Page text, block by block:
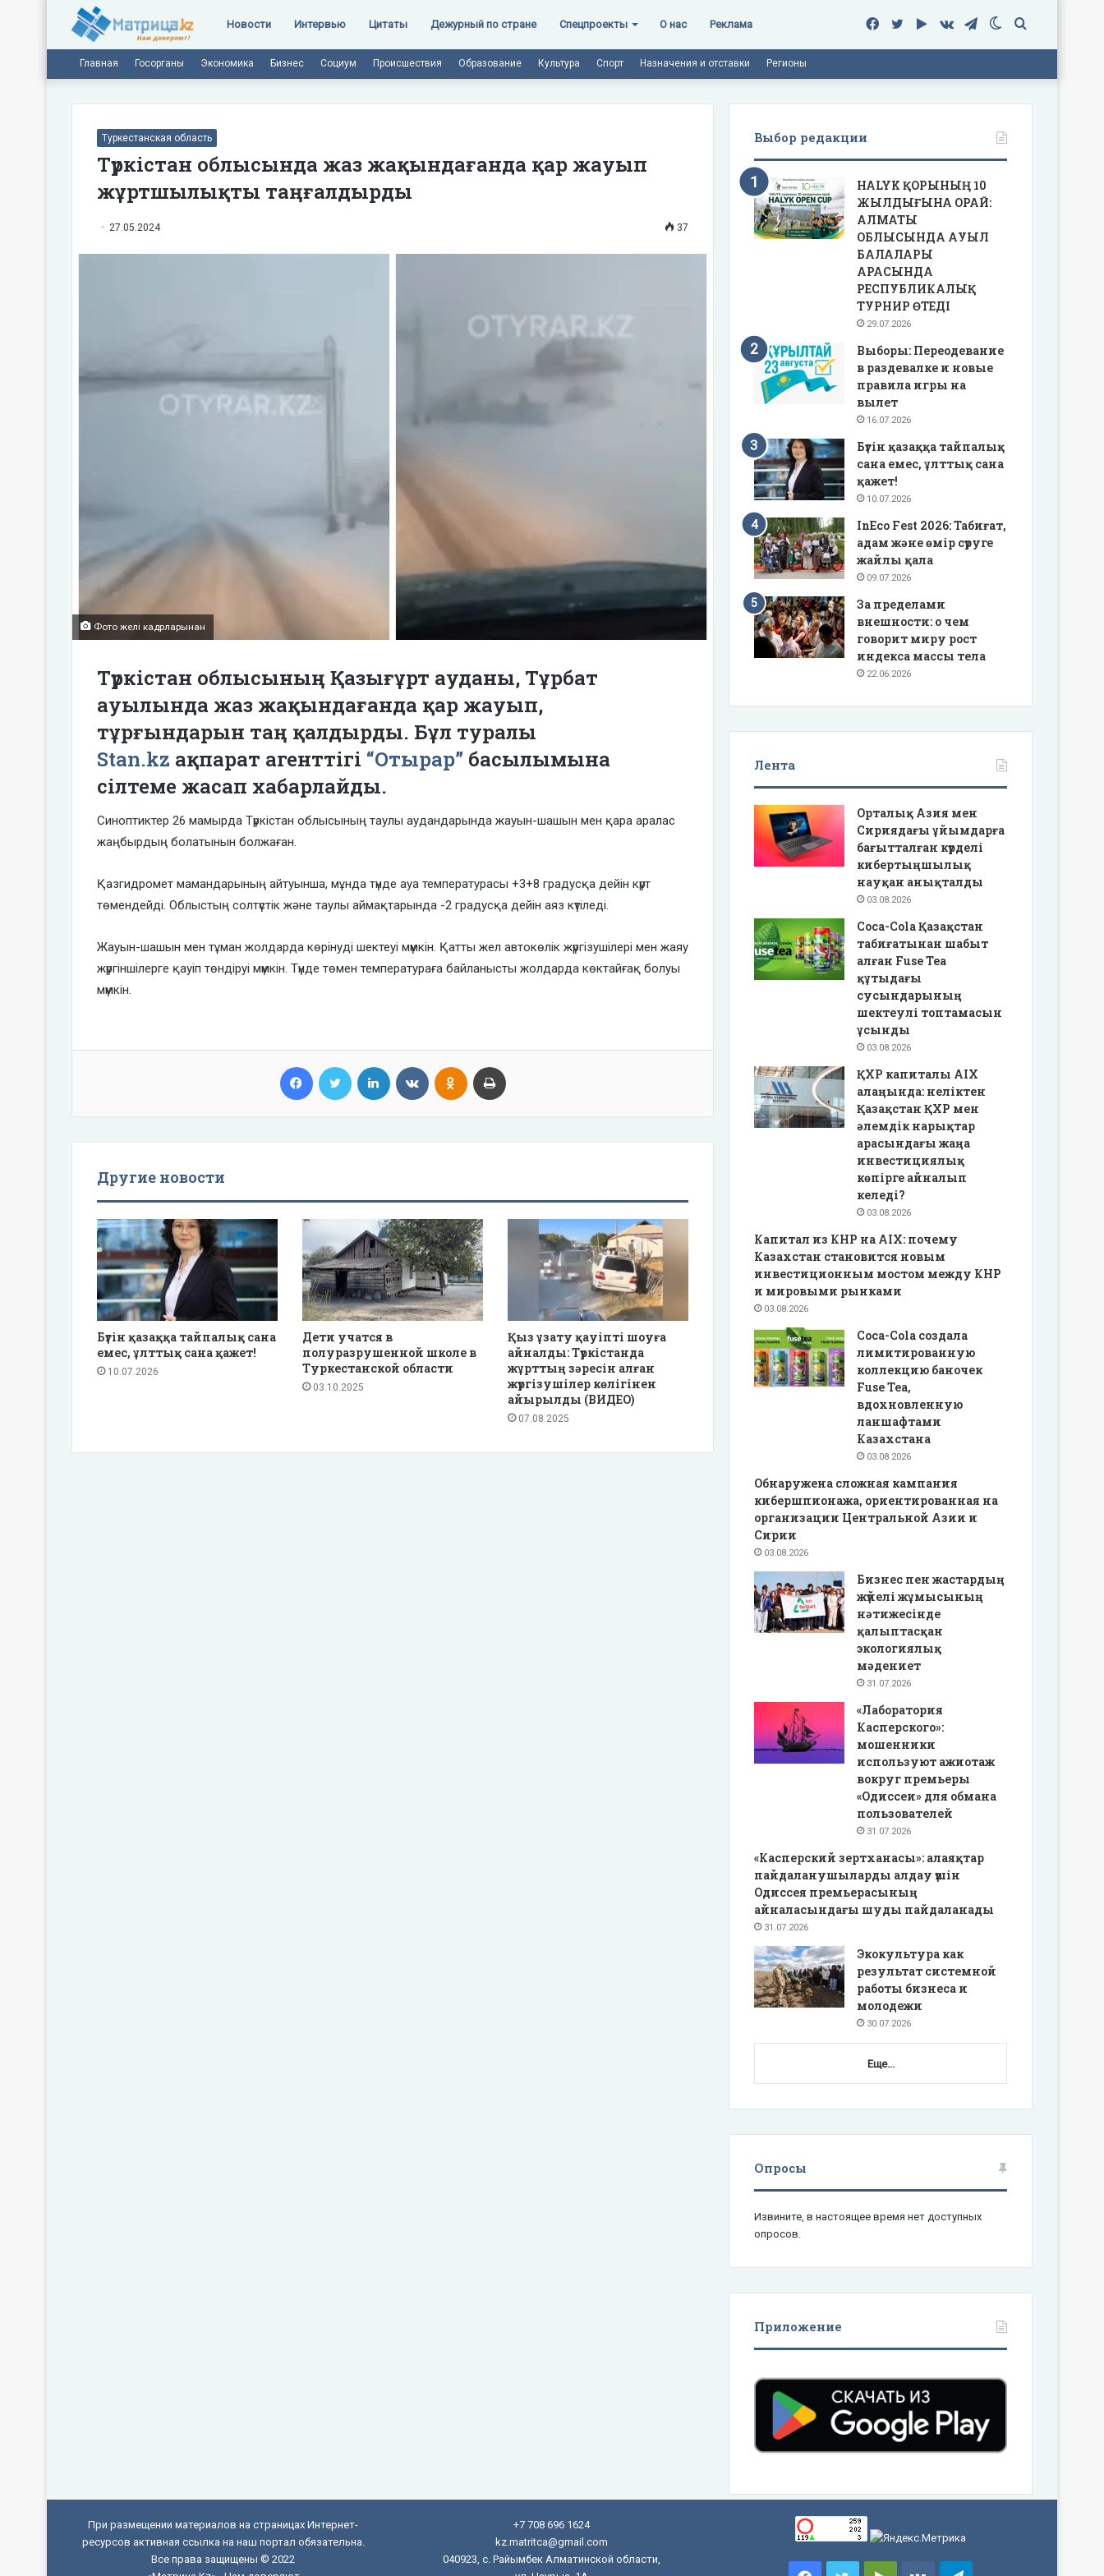
Новости Интервью Цитаты Дежурный по стране Спецпроекты О нас Реклама Поиск
Switch
Telegram
vk.com
Google
Twitter
Facebook
Главная Госорганы Экономика Бизнес Социум Происшествия Образование Культура Спорт Назначения и отставки Регионы
Туркестанская область
Түркістан облысында жаз жақындағанда қар жауып
жұртшылықты таңғалдырды
27.05.2024 37
Фото желі кадрларынан
Түркістан облысының Қазығұрт ауданы, Тұрбат
ауылында жаз жақындағанда қар жауып,
тұрғындарын таң қалдырды. Бұл туралы
Stan.kz ақпарат агенттігі “Отырар” басылымына
сілтеме жасап хабарлайды.
Синоптиктер 26 мамырда Түркістан облысының таулы аудандарында жауын-шашын мен қара аралас
жаңбырдың болатынын болжаған.
Қазгидромет мамандарының айтуынша, мұнда түнде ауа температурасы +3+8 градусқа дейін күрт
төмендейді. Облыстың солтүстік және таулы аймақтарында -2 градусқа дейін аяз күтіледі.
Жауын-шашын мен тұман жолдарда көрінуді шектеуі мүмкін. Қатты жел автокөлік жүргізушілері мен жаяу
жүргіншілерге қауіп төндіруі мүмкін. Түнде төмен температураға байланысты жолдарда көктайғақ болуы
мүмкін.
Facebook Twitter LinkedIn VKontakteOdnoklassniki
Другие новости
Бүгін қазаққа тайпалық сана
емес, ұлттық сана қажет!
10.07.2026
Дети учатся в
полуразрушенной школе в
Туркестанской области
03.10.2025
Қыз ұзату қауіпті шоуға
айналды: Түркістанда
жұрттың зәресін алған
жүргізушілер көлігінен
айырылды (ВИДЕО)
07.08.2025
Выбор редакции
HALYK ҚОРЫНЫҢ 10
ЖЫЛДЫҒЫНА ОРАЙ:
АЛМАТЫ
ОБЛЫСЫНДА АУЫЛ
БАЛАЛАРЫ
АРАСЫНДА
РЕСПУБЛИКАЛЫҚ
ТУРНИР ӨТЕДІ
29.07.2026
Выборы: Переодевание
в раздевалке и новые
правила игры на
вылет
16.07.2026
Бүгін қазаққа тайпалық
сана емес, ұлттық сана
қажет!
10.07.2026
InEco Fest 2026: Табиғат,
адам және өмір сүруге
жайлы қала
09.07.2026
За пределами
внешности: о чем
говорит миру рост
индекса массы тела
22.06.2026
Лента
Орталық Азия мен
Сириядағы ұйымдарға
бағытталған күрделі
кибертыңшылық
науқан анықталды
03.08.2026
Coca-Cola Қазақстан
табиғатынан шабыт
алған Fuse Tea
құтыдағы
сусындарының
шектеулі топтамасын
ұсынды
03.08.2026
ҚХР капиталы AIX
алаңында: неліктен
Қазақстан ҚХР мен
әлемдік нарықтар
арасындағы жаңа
инвестициялық
көпірге айналып
келеді?
03.08.2026
Капитал из КНР на AIX: почему
Казахстан становится новым
инвестиционным мостом между КНР
и мировыми рынками
03.08.2026
Coca-Cola создала
лимитированную
коллекцию баночек
Fuse Tea,
вдохновленную
ланшафтами
Казахстана
03.08.2026
Обнаружена сложная кампания
кибершпионажа, ориентированная на
организации Центральной Азии и
Сирии
03.08.2026
Бизнес пен жастардың
жүйелі жұмысының
нәтижесінде
қалыптасқан
экологиялық
мәдениет
31.07.2026
«Лаборатория
Касперского»:
мошенники
используют ажиотаж
вокруг премьеры
«Одиссеи» для обмана
пользователей
31.07.2026
«Касперский зертханасы»: алаяқтар
пайдаланушыларды алдау үшін
Одиссея премьерасының
айналасындағы шуды пайдаланады
31.07.2026
Экокультура как
результат системной
работы бизнеса и
молодежи
30.07.2026
Еще...
Опросы
Извините, в настоящее время нет доступных
опросов.
Приложение
При размещении материалов на страницах Интернет-
ресурсов активная ссылка на наш портал обязательна.
Все права защищены © 2022
+7 708 696 1624
kz.matritca@gmail.com
040923, с. Райымбек Алматинской области,